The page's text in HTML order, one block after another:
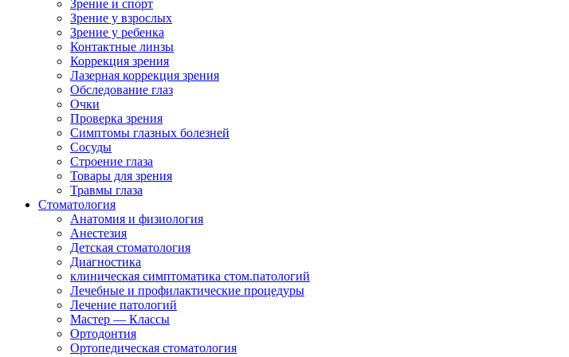
Зрение и спорт
Зрение у взрослых
Зрение у ребенка
Контактные линзы
Коррекция зрения
Лазерная коррекция зрения
Обследование глаз
Очки
Проверка зрения
Симптомы глазных болезней
Сосуды
Строение глаза
Товары для зрения
Травмы глаза
Стоматология
Анатомия и физиология
Анестезия
Детская стоматология
Диагностика
клиническая симптоматика стом.патологий
Лечебные и профилактические процедуры
Лечение патологий
Мастер — Классы
Ортодонтия
Ортопедическая стоматология